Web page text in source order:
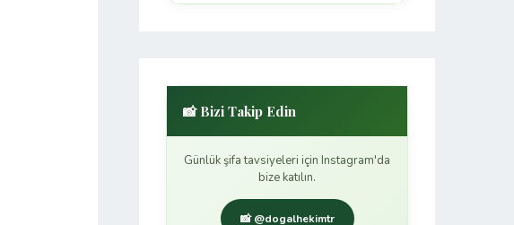
📸 Bizi Takip Edin
Günlük şifa tavsiyeleri için Instagram'da
bize katılın.
📸 @dogalhekimtr